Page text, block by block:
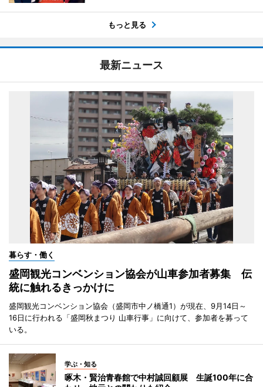
もっと見る
最新ニュース
暮らす・働く
盛岡観光コンベンション協会が山車参加者募集 伝
統に触れるきっかけに
盛岡観光コンベンション協会（盛岡市中ノ橋通1）が現在、9月14日～
16日に行われる「盛岡秋まつり 山車行事」に向けて、参加者を募って
いる。
学ぶ・知る
啄木・賢治青春館で中村誠回顧展 生誕100年に合